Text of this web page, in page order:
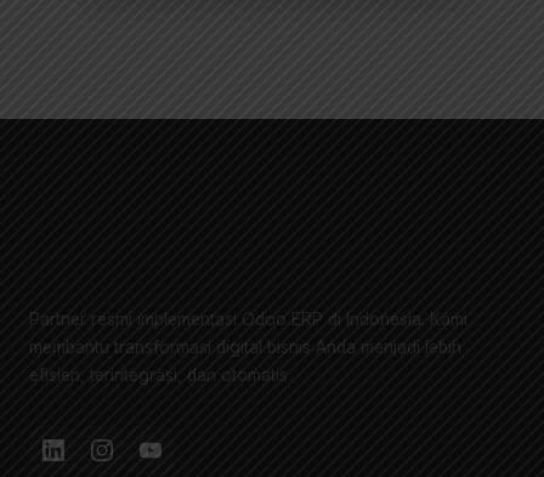
Partner resmi implementasi Odoo ERP di Indonesia. Kami
membantu transformasi digital bisnis Anda menjadi lebih
efisien, terintegrasi, dan otomatis.